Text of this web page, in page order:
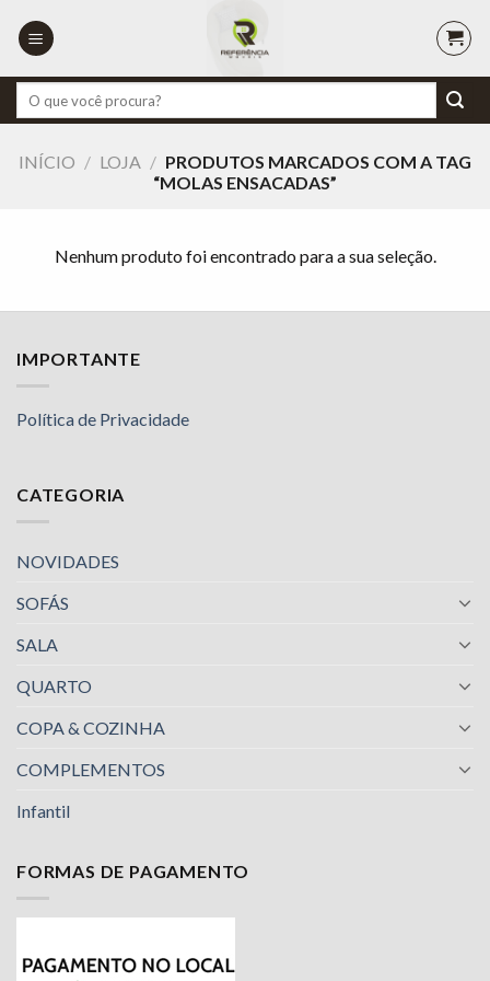
Pesquisar
INÍCIO / LOJA / PRODUTOS MARCADOS COM A TAG
“MOLAS ENSACADAS”
Nenhum produto foi encontrado para a sua seleção.
IMPORTANTE
Política de Privacidade
CATEGORIA
NOVIDADES
SOFÁS
SALA
QUARTO
COPA & COZINHA
COMPLEMENTOS
Infantil
FORMAS DE PAGAMENTO